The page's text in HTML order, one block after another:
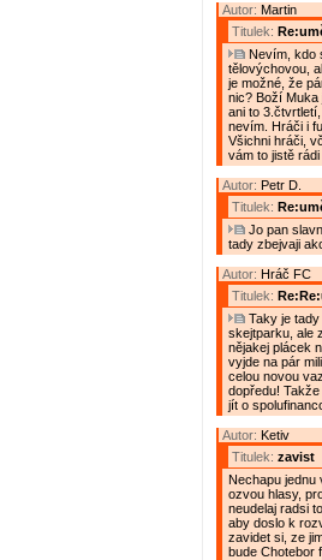
Autor: Martin
Titulek:
Nevím, kdo
tělovýchovou,
je možné, že
nic? Boží Muka
ani to
nevím. Hráči i
Všichni hráči,
vám to jistě
Autor: Petr D.
Titulek:
Jo pan
tady zbejvaji
Autor: Hráč FC
Titulek:
Taky je
skejtparku, ale
nějakej plácek
vyjde na pár
celou novou
dopředu!
jít o
Autor: Ketiv
Titulek: zavist
Nechapu jednu
ozvou hlasy,
neudelaj radsi
aby doslo k
zavidet si, ze
bude Chotebor